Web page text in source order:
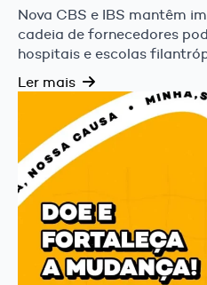
Nova CBS e IBS mantêm
cadeia de fornecedores
hospitais e escolas
Ler mais